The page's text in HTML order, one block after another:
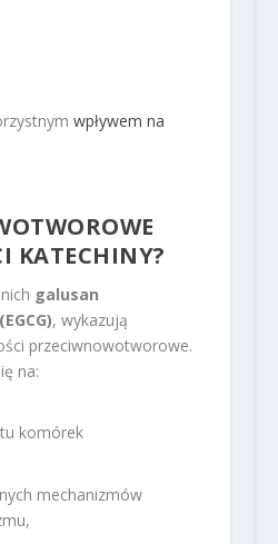
wpływem na
KATECHINY?
galusan
, wykazują
przeciwnowotworowe.
na:
komórek
mechanizmów